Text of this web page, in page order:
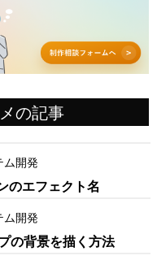
の記事
開発
のエフェクト名
開発
の背景を描く方法